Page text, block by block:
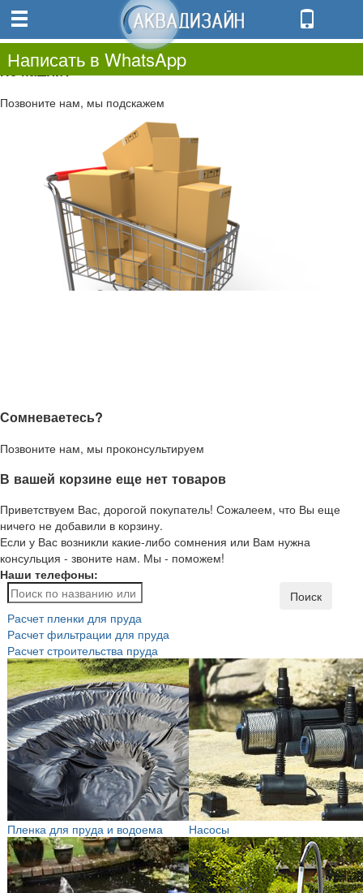
0.00
0
Не нашли?
Позвоните нам, мы подскажем
Сомневаетесь?
Позвоните нам, мы проконсультируем
В вашей корзине еще нет товаров
Приветствуем Вас, дорогой покупатель! Сожалеем, что Вы еще
ничего не добавили в корзину.
Если у Вас возникли какие-либо сомнения или Вам нужна
консульция - звоните нам. Мы - поможем!
Наши телефоны:
Написать в WhatsApp
Поиск
Расчет пленки для пруда
Расчет фильтрации для пруда
Расчет строительства пруда
Пленка для пруда и водоема Насосы